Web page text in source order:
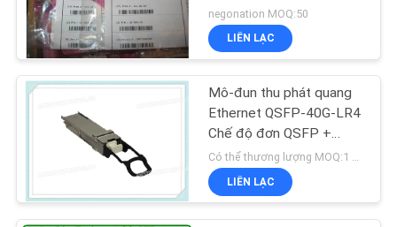
CHÍNH
SÁCH
BẢO
SM
negonation MOQ:50
LIÊN LẠC
Mô-đun thu phát quang
Ethernet QSFP-40G-LR4
Chế độ đơn QSFP +
40GE
Có thể thương lượng MOQ:1 máy pc
LIÊN LẠC